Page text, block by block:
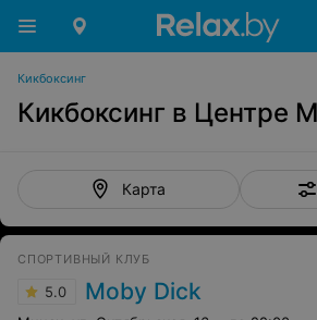
Кикбоксинг
Кикбоксинг в Центре
Карта
СПОРТИВНЫЙ КЛУБ
5.0 Moby Dick